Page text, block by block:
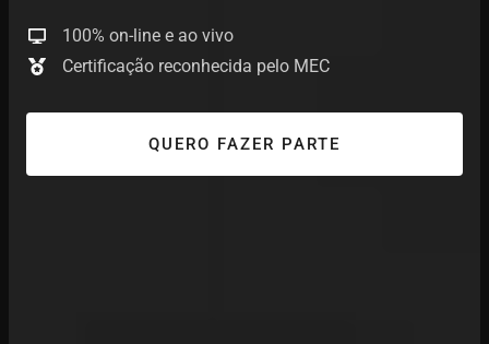
100% on-line e ao vivo
Certificação reconhecida pelo MEC
QUERO FAZER PARTE